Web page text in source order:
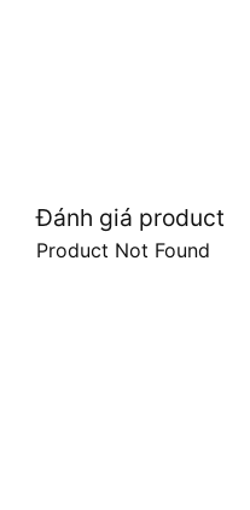
Đánh giá product
Product Not Found